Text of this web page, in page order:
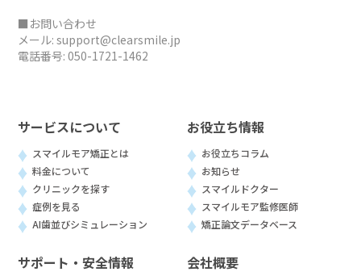
■お問い合わせ
メール: support@clearsmile.jp
電話番号: 050-1721-1462
サービスについて
スマイルモア矯正とは
料金について
クリニックを探す
症例を見る
AI歯並びシミュレーション
お役立ち情報
お役立ちコラム
お知らせ
スマイルドクター
スマイルモア監修医師
矯正論文データベース
サポート・安全情報 会社概要